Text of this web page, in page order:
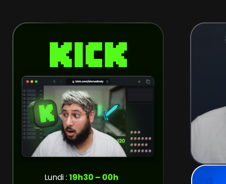
contenu
Lundi : 19h30 – 00h